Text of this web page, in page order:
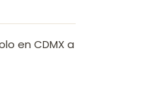
en CDMX a